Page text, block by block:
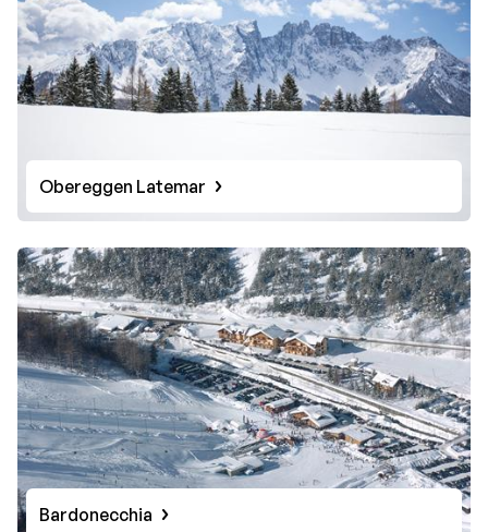
Obereggen Latemar
Bardonecchia